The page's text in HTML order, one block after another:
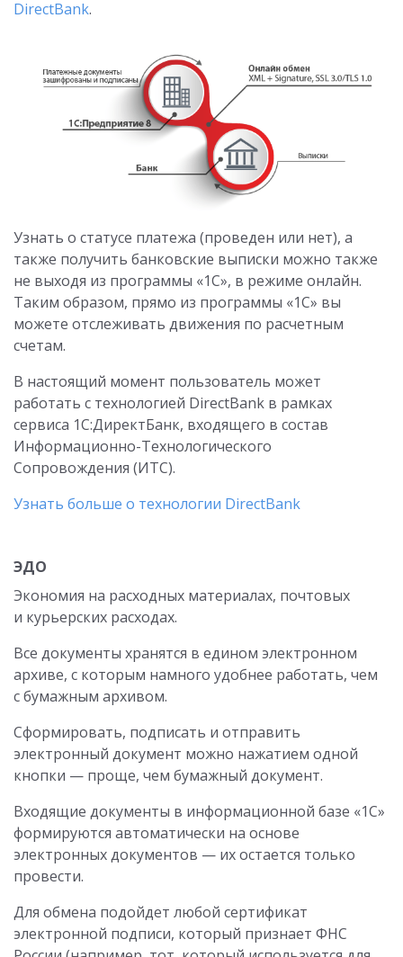
DirectBank.
Узнать о статусе платежа (проведен или нет), а
также получить банковские выписки можно также
не выходя из программы «1С», в режиме онлайн.
Таким образом, прямо из программы «1С» вы
можете отслеживать движения по расчетным
счетам.
В настоящий момент пользователь может
работать с технологией DirectBank в рамках
сервиса 1С:ДиректБанк, входящего в состав
Информационно-Технологического
Сопровождения (ИТС).
Узнать больше о технологии DirectBank
ЭДО
Экономия на расходных материалах, почтовых
и курьерских расходах.
Все документы хранятся в едином электронном
архиве, с которым намного удобнее работать, чем
с бумажным архивом.
Сформировать, подписать и отправить
электронный документ можно нажатием одной
кнопки — проще, чем бумажный документ.
Входящие документы в информационной базе «1С»
формируются автоматически на основе
электронных документов — их остается только
провести.
Для обмена подойдет любой сертификат
электронной подписи, который признает ФНС